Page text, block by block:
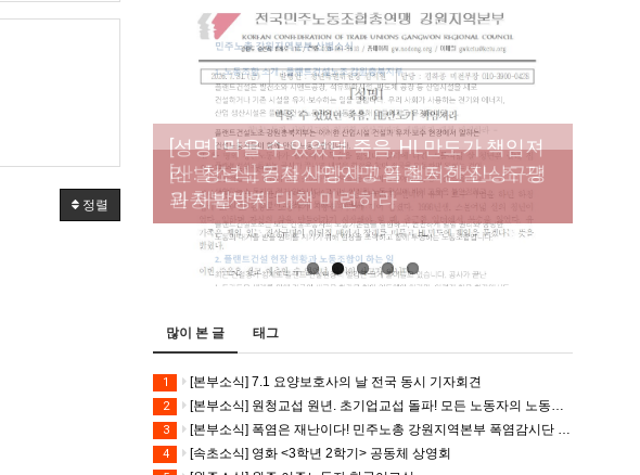
정렬
[성명] 막을 수 있었던 죽음, HL만도가 책임져
라 : 청년노동자 사망사고의 철저한 진상규명
과 재발방지 대책 마련하라
[산별소식] 건설산업연맹 플랜트건설노조 강
원충북지부
[강릉,속초,원주,춘천] 폭염감시단 사업 이모저
모
[조합원☆인터뷰] 서비스연맹 전국학교비정
규직노동조합 강원지부 김유미 춘천지회장
[본부소식] 강원지역 노동자 합창단 모임
많이 본 글 태그
1 [본부소식] 7.1 요양보호사의 날 전국 동시 기자회견
2 [본부소식] 원청교섭 원년. 초기업교섭 돌파! 모든 노동자의 노동기본권 쟁취! 민주노총 7.15 총파업대회
3 [본부소식] 폭염은 재난이다! 민주노총 강원지역본부 폭염감시단 선포 기자회견
4 [속초소식] 영화 <3학년 2학기> 공동체 상영회